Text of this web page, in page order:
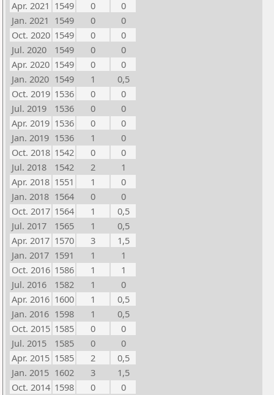
Apr. 2021 1549 0
0
Jan. 2021 1549 0
0
Oct. 2020 1549 0
0
Jul. 2020
1549 0
0
Apr. 2020 1549 0
0
Jan. 2020 1549 1
0,5
Oct. 2019 1536 0
0
Jul. 2019
1536 0
0
Apr. 2019 1536 0
0
Jan. 2019 1536 1
0
Oct. 2018 1542 0
0
Jul. 2018
1542 2
1
Apr. 2018 1551 1
0
Jan. 2018 1564 0
0
Oct. 2017 1564 1
0,5
Jul. 2017
1565 1
0,5
Apr. 2017 1570 3
1,5
Jan. 2017 1591 1
1
Oct. 2016 1586 1
1
Jul. 2016
1582 1
0
Apr. 2016 1600 1
0,5
Jan. 2016 1598 1
0,5
Oct. 2015 1585 0
0
Jul. 2015
1585 0
0
Apr. 2015 1585 2
0,5
Jan. 2015 1602 3
1,5
Oct. 2014 1598 0
0